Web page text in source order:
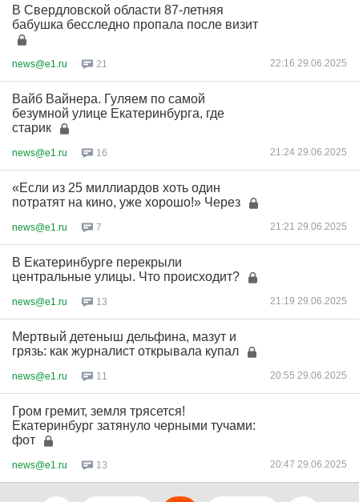
В Свердловской области 87-летняя
бабушка бесследно пропала после визит
news@e1.ru 21 22:16 29.06.2025
Вайб Вайнера. Гуляем по самой
безумной улице Екатеринбурга, где
старик
news@e1.ru 16 21:24 29.06.2025
«Если из 25 миллиардов хоть один
потратят на кино, уже хорошо!» Через
news@e1.ru 7 21:21 29.06.2025
В Екатеринбурге перекрыли
центральные улицы. Что происходит?
news@e1.ru 13 21:19 29.06.2025
Мертвый детеныш дельфина, мазут и
грязь: как журналист открывала купал
news@e1.ru 11 20:55 29.06.2025
Гром гремит, земля трясется!
Екатеринбург затянуло черными тучами:
фот
news@e1.ru 13 20:47 29.06.2025